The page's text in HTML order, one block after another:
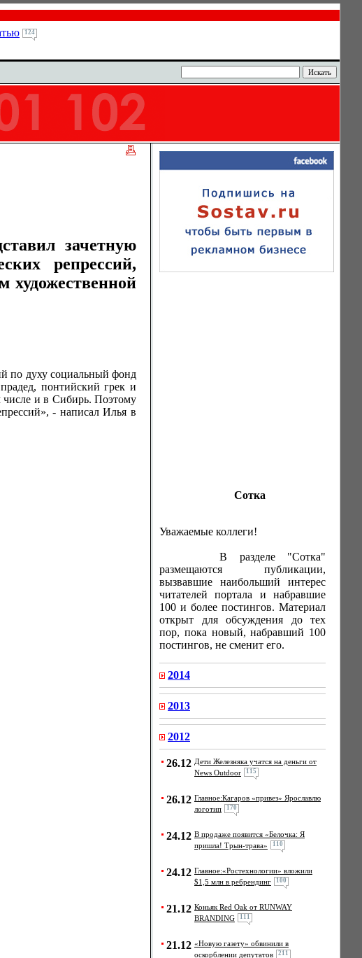
124
зачетную
репрессий,
художественной
по духу социальный фонд
понтийский грек и
и в Сибирь. Поэтому
- написал Илья в
Сотка
Уважаемые коллеги!
В разделе "Сотка"
размещаются публикации,
вызвавшие наибольший интерес
читателей портала и набравшие
100 и более постингов. Материал
открыт для обсуждения до тех
пор, пока новый, набравший 100
постингов, не сменит его.
2014
2013
2012
26.12 Дети Железняка учатся на деньги от
News Outdoor
115
26.12 Главное:Кагаров «привез» Ярославлю
логотип
170
24.12 В продаже появится «Белочка: Я
пришла! Трын-трава»
110
24.12 Главное:«Ростехнологии» вложили
$1,5 млн в ребрендинг
100
21.12 Коньяк Red Oak от RUNWAY
BRANDING
111
21.12 «Новую газету» обвинили в
оскорблении депутатов
211